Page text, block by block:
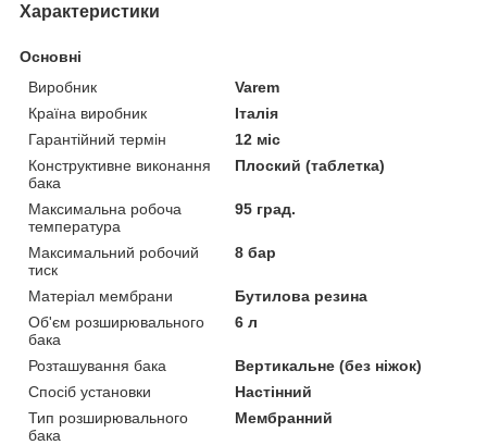
Характеристики
Основні
Виробник
Varem
Країна виробник
Італія
Гарантійний термін
12 міс
Конструктивне виконання
бака
Плоский (таблетка)
Максимальна робоча
температура
95 град.
Максимальний робочий
тиск
8 бар
Матеріал мембрани
Бутилова резина
Об'єм розширювального
бака
6 л
Розташування бака
Вертикальне (без ніжок)
Спосіб установки
Настінний
Тип розширювального
бака
Мембранний